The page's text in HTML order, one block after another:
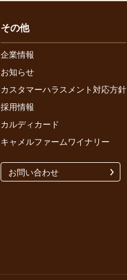
その他
企業情報
お知らせ
カスタマーハラスメント対応方針
採用情報
カルディカード
キャメルファームワイナリー
お問い合わせ